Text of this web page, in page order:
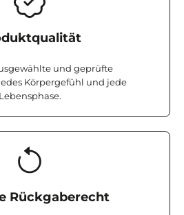
und geprüfte
Körpergefühl und jede
Lebensphase.
Rückgaberecht